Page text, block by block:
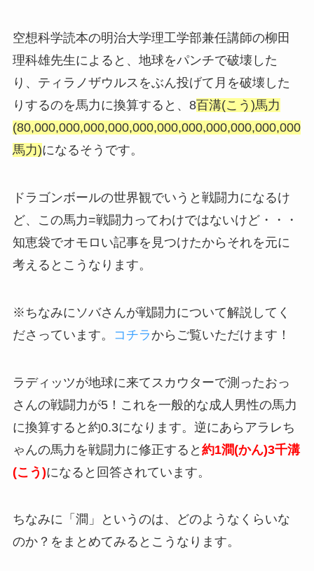
空想科学読本の明治大学理工学部兼任講師の柳田
理科雄先生によると、地球をパンチで破壊した
り、ティラノザウルスをぶん投げて月を破壊した
りするのを馬力に換算すると、8百溝(こう)馬力
(80,000,000,000,000,000,000,000,000,000,000,000
馬力)になるそうです。
ドラゴンボールの世界観でいうと戦闘力になるけ
ど、この馬力=戦闘力ってわけではないけど・・・
知恵袋でオモロい記事を見つけたからそれを元に
考えるとこうなります。
※ちなみにソバさんが戦闘力について解説してく
ださっています。
コチラ からご覧いただけます！
ラディッツが地球に来てスカウターで測ったおっ
さんの戦闘力が5！これを一般的な成人男性の馬力
に換算すると約0.3になります。逆にあらアラレち
ゃんの馬力を戦闘力に修正すると 約1澗(かん)3千溝
(こう)になると回答されています。
ちなみに「澗」というのは、どのようなくらいな
のか？をまとめてみるとこうなります。